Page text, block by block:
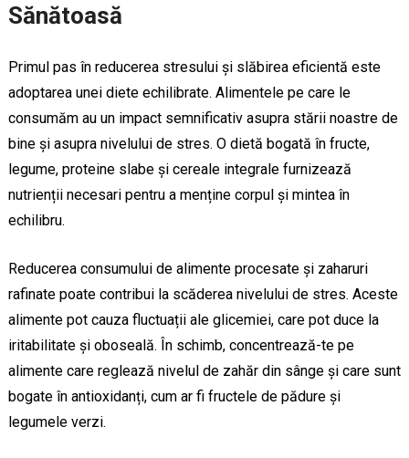
Sănătoasă
Primul pas în reducerea stresului și slăbirea eficientă este
adoptarea unei diete echilibrate. Alimentele pe care le
consumăm au un impact semnificativ asupra stării noastre de
bine și asupra nivelului de stres. O dietă bogată în fructe,
legume, proteine slabe și cereale integrale furnizează
nutrienții necesari pentru a menține corpul și mintea în
echilibru.
Reducerea consumului de alimente procesate și zaharuri
rafinate poate contribui la scăderea nivelului de stres. Aceste
alimente pot cauza fluctuații ale glicemiei, care pot duce la
iritabilitate și oboseală. În schimb, concentrează-te pe
alimente care reglează nivelul de zahăr din sânge și care sunt
bogate în antioxidanți, cum ar fi fructele de pădure și
legumele verzi.